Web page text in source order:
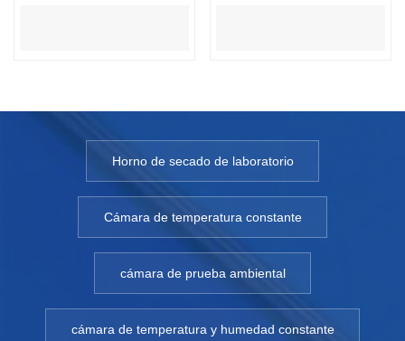
Horno de secado de laboratorio
Cámara de temperatura constante
cámara de prueba ambiental
cámara de temperatura y humedad constante